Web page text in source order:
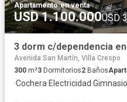
Apartamento·en venta
USD 1.100.000USD
3 dorm c/dependencia
Avenida San Martín, Villa Crespo
300 m²3 Dormitorios2 Baños
·Cochera·Electricidad·Gimnasio